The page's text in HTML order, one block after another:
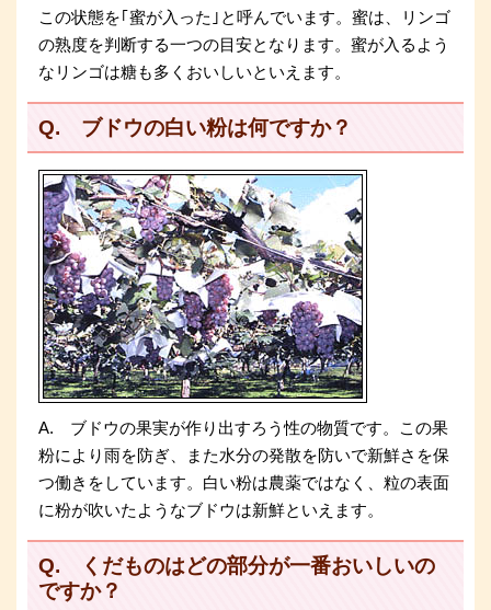
この状態を｢蜜が入った｣と呼んでいます。蜜は、リンゴ
の熟度を判断する一つの目安となります。蜜が入るよう
なリンゴは糖も多くおいしいといえます。
Q. ブドウの白い粉は何ですか？
A. ブドウの果実が作り出すろう性の物質です。この果
粉により雨を防ぎ、また水分の発散を防いで新鮮さを保
つ働きをしています。白い粉は農薬ではなく、粒の表面
に粉が吹いたようなブドウは新鮮といえます。
Q. くだものはどの部分が一番おいしいの
ですか？